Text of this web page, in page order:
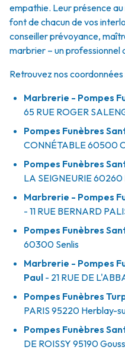
empathie. Leur présence
font de chacun de vos
conseiller prévoyance,
marbrier – un professionnel
Retrouvez nos coordonnées
Marbrerie - Pompes
65 RUE ROGER
Pompes Funèbres
CONNÉTABLE60500
Pompes Funèbres
LA SEIGNEURIE60260
Marbrerie - Pompes
- 11 RUE BERNARD
Pompes Funèbres
60300 Senlis
Marbrerie - Pompes
Paul - 21 RUE DE
Pompes Funèbres
PARIS 95220 Herblay-
Pompes Funèbres
DE ROISSY 95190